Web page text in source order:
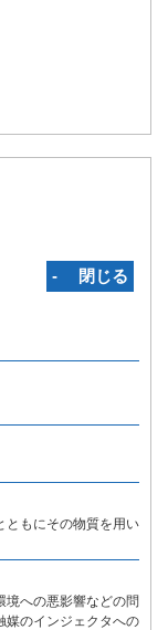
‐ 閉じる
ともにその物質を用い
境への悪影響などの問
媒のインジェクタへの